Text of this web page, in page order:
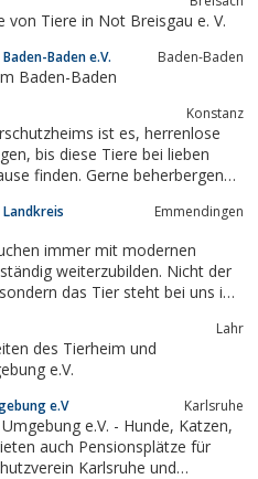
Tiere in Not Breisgau e. V.
Baden e.V. Baden-Baden
Baden-Baden
Konstanz
ist es, herrenlose
lieben
finden. Gerne beherbergen
Wildtiere auf und leiten
Emmendingen
Lahr
des Tierheim und
e.V.
e.V Karlsruhe
e.V. - Hunde, Katzen,
Karlsruhe und